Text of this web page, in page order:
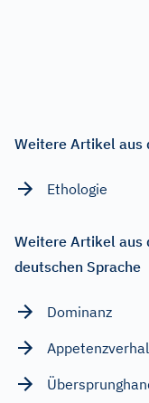
Weitere Artikel aus
Ethologie
Weitere Artikel aus
deutschen Sprache
Dominanz